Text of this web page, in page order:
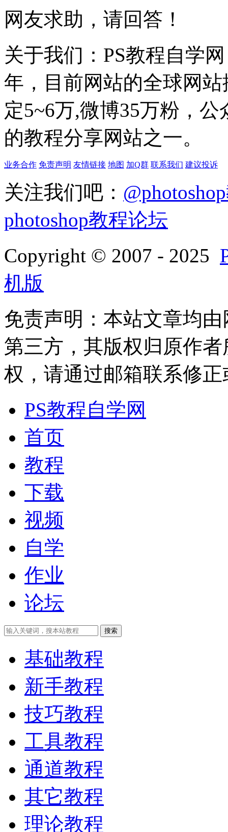
网友求助，请回答！
关于我们：PS教程自学
年，目前网站的全球网
定5~6万,微博35万粉，
的教程分享网站之一。
业务合作 免责声明 友情链接 地图 加Q群 联系我们 建议投诉
关注我们吧：
photoshop教程论坛
Copyright © 2007 - 2025
机版
免责声明：本站文章均
第三方，其版权归原作
权，请通过邮箱联系修正
PS教程自学网
首页
教程
下载
视频
自学
作业
论坛
搜索
基础教程
新手教程
技巧教程
工具教程
通道教程
其它教程
理论教程